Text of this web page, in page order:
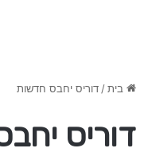
בית/דוריס יחבס חדשות
דוריס